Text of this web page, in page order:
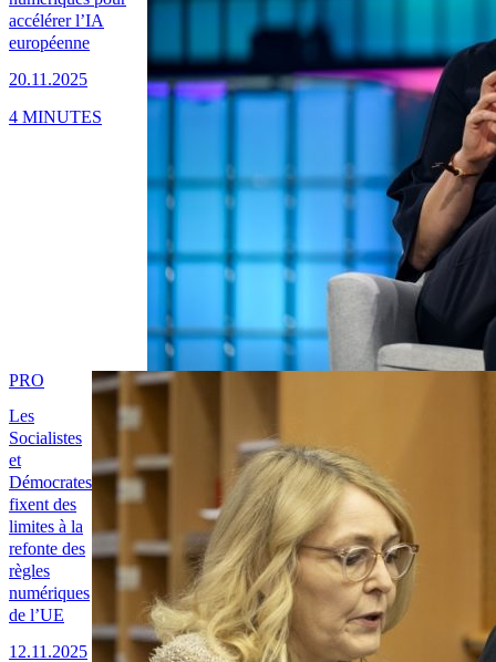
accélérer l’IA
européenne
20.11.2025
4 MINUTES
Les
Socialistes
et
Démocrates
fixent des
limites à la
refonte des
règles
numériques
de l’UE
12.11.2025
PRO